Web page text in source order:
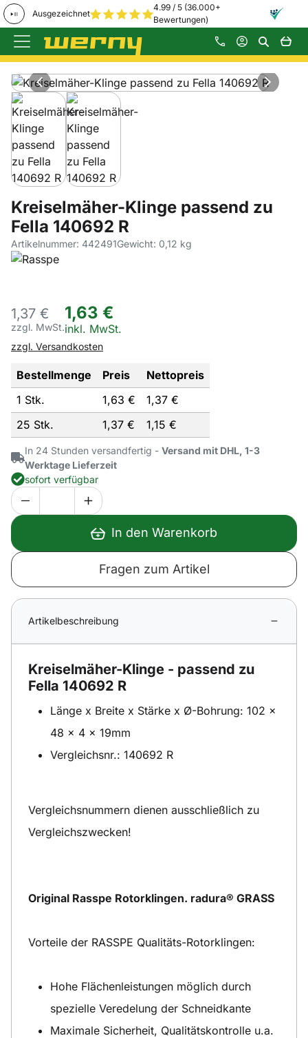
Ausgezeichnet
4.99 / 5 (36.000+
Bewertungen)
Zum Hauptinhalt springen
Produktgalerie
Zur Kaufbox springen
Kreiselmäher-Klinge passend zu
Fella 140692 R
Artikelnummer: 442491Gewicht: 0,12 kg
1,37 €
zzgl. MwSt.
1,63 €
Steuerhinweis:
inkl. MwSt.
zzgl. Versandkosten
Bestellmenge Preis
Nettopreis
1 Stk.
1,63 € 1,37 €
25 Stk.
1,37 € 1,15 €
In 24 Stunden versandfertig - Versand mit DHL, 1-3
Werktage Lieferzeit
sofort verfügbar
In den Warenkorb
Fragen zum Artikel
Artikelbeschreibung
Kreiselmäher-Klinge - passend zu
Fella 140692 R
Länge x Breite x Stärke x Ø-Bohrung: 102 x
48 x 4 x 19mm
Vergleichsnr.: 140692 R
Vergleichsnummern dienen ausschließlich zu
Vergleichszwecken!
Original Rasspe Rotorklingen. radura® GRASS
Vorteile der RASSPE Qualitäts-Rotorklingen:
Hohe Flächenleistungen möglich durch
spezielle Veredelung der Schneidkante
Maximale Sicherheit, Qualitätskontrolle u.a.